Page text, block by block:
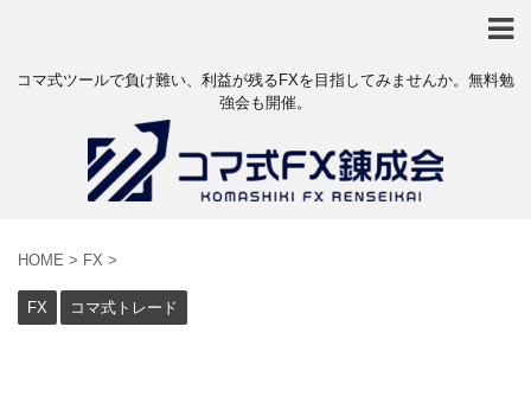
コマ式ツールで負け難い、利益が残るFXを目指してみませんか。無料勉
強会も開催。
HOME > FX >
FX コマ式トレード